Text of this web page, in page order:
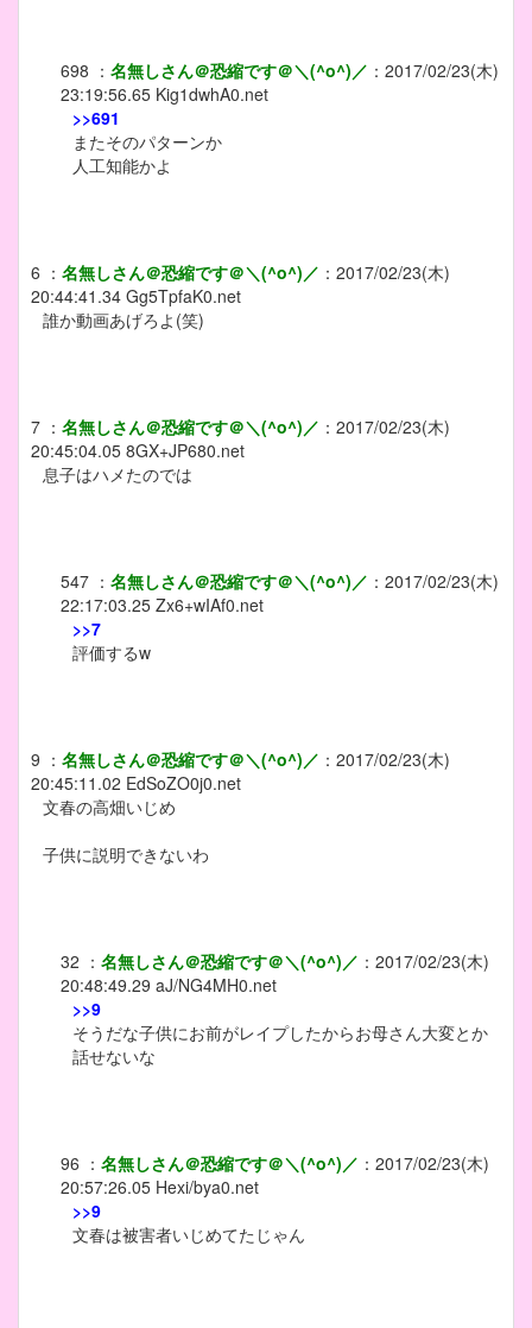
698 ： 名無しさん＠恐縮です＠＼(^o^)／ ： 2017/02/23(木)
23:19:56.65 Kig1dwhA0.net
>>691
またそのパターンか
人工知能かよ
6 ： 名無しさん＠恐縮です＠＼(^o^)／ ： 2017/02/23(木)
20:44:41.34 Gg5TpfaK0.net
誰か動画あげろよ(笑)
7 ： 名無しさん＠恐縮です＠＼(^o^)／ ： 2017/02/23(木)
20:45:04.05 8GX+JP680.net
息子はハメたのでは
547 ： 名無しさん＠恐縮です＠＼(^o^)／ ： 2017/02/23(木)
22:17:03.25 Zx6+wIAf0.net
>>7
評価するw
9 ： 名無しさん＠恐縮です＠＼(^o^)／ ： 2017/02/23(木)
20:45:11.02 EdSoZO0j0.net
文春の高畑いじめ
子供に説明できないわ
32 ： 名無しさん＠恐縮です＠＼(^o^)／ ： 2017/02/23(木)
20:48:49.29 aJ/NG4MH0.net
>>9
そうだな子供にお前がレイプしたからお母さん大変とか
話せないな
96 ： 名無しさん＠恐縮です＠＼(^o^)／ ： 2017/02/23(木)
20:57:26.05 Hexi/bya0.net
>>9
文春は被害者いじめてたじゃん